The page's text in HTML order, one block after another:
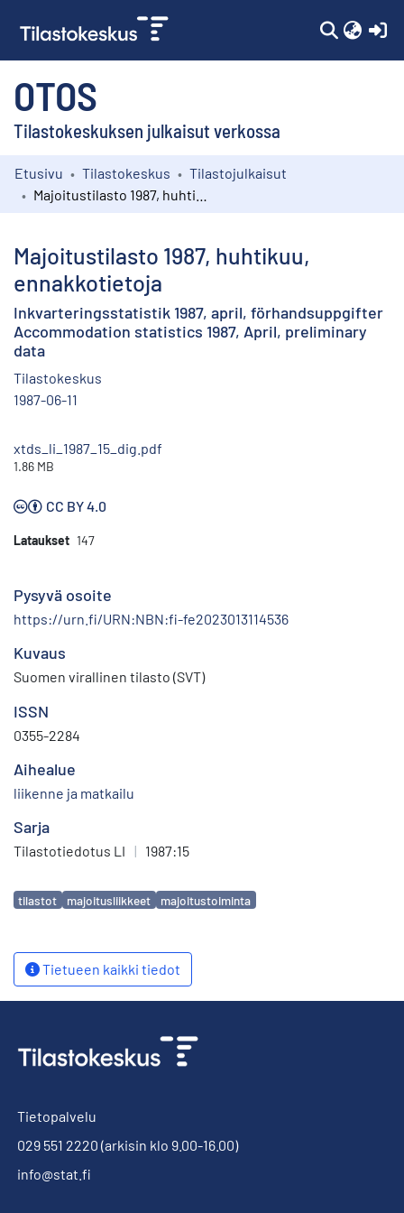
OTOS
Tilastokeskuksen julkaisut verkossa
Kokoelmat
Etusivu Tilastokeskus
Tilastojulkaisut
Majoitustilasto 1987, huhtikuu,
ennakkotietoja
Inkvarteringsstatistik 1987, april, förhandsuppgifter
Accommodation statistics 1987, April, preliminary
data
Tilastokeskus
1987-06-11
xtds_li_1987_15_dig.pdf
1.86 MB
CC BY 4.0
Lataukset 147
Pysyvä osoite
https://urn.fi/URN:NBN:fi-fe2023013114536
Kuvaus
Suomen virallinen tilasto (SVT)
ISSN
0355-2284
Aihealue
liikenne ja matkailu
Sarja
Tilastotiedotus LI | 1987:15
Avainsanat
tilastot majoitusliikkeet majoitustoiminta
Tietueen kaikki tiedot
Tietopalvelu
029 551 2220 (arkisin klo 9.00-16.00)
info@stat.fi